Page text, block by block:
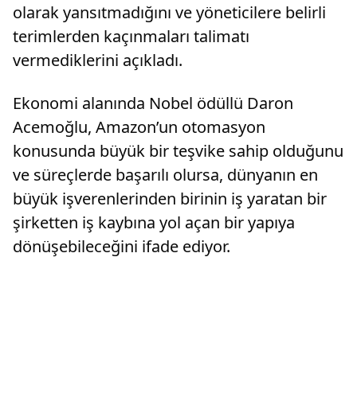
olarak yansıtmadığını ve yöneticilere belirli
terimlerden kaçınmaları talimatı
vermediklerini açıkladı.
Ekonomi alanında Nobel ödüllü Daron
Acemoğlu, Amazon’un otomasyon
konusunda büyük bir teşvike sahip olduğunu
ve süreçlerde başarılı olursa, dünyanın en
büyük işverenlerinden birinin iş yaratan bir
şirketten iş kaybına yol açan bir yapıya
dönüşebileceğini ifade ediyor.